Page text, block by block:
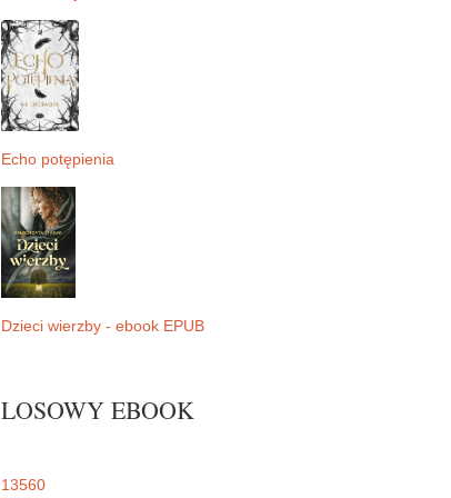
Echo potępienia
Dzieci wierzby - ebook EPUB
LOSOWY EBOOK
13560